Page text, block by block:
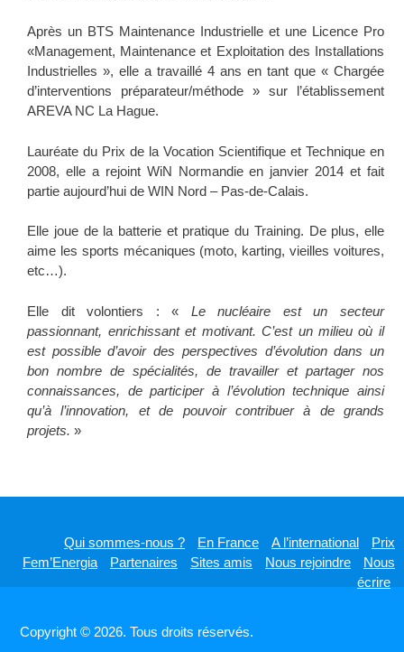
Après un BTS Maintenance Industrielle et une Licence Pro
«Management, Maintenance et Exploitation des Installations
Industrielles », elle a travaillé 4 ans en tant que « Chargée
d’interventions préparateur/méthode » sur l’établissement
AREVA NC La Hague.
Lauréate du Prix de la Vocation Scientifique et Technique en
2008, elle a rejoint WiN Normandie en janvier 2014 et fait
partie aujourd’hui de WIN Nord – Pas-de-Calais.
Elle joue de la batterie et pratique du Training. De plus, elle
aime les sports mécaniques (moto, karting, vieilles voitures,
etc…).
Elle dit volontiers : « Le nucléaire est un secteur
passionnant, enrichissant et motivant. C’est un milieu où il
est possible d’avoir des perspectives d’évolution dans un
bon nombre de spécialités, de travailler et partager nos
connaissances, de participer à l’évolution technique ainsi
qu’à l’innovation, et de pouvoir contribuer à de grands
projets.»
Qui sommes-nous ? En France A l’international
Prix
Fem’Energia
Partenaires Sites amis Nous rejoindre
Nous
écrire
Copyright © 2026. Tous droits réservés.